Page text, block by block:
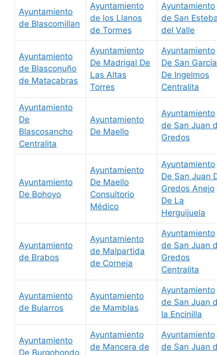
Ayuntamiento
de Blascomillan
Ayuntamiento
de los Llanos
de Tormes
Ayuntamiento
de San
del Valle
Ayuntamiento
de Blasconuño
de Matacabras
Ayuntamiento
De Madrigal De
Las Altas
Torres
Ayuntamiento
De San García
De Ingelmos
Centralita
Ayuntamiento
De
Blascosancho
Centralita
Ayuntamiento
De Maello
Ayuntamiento
de San Juan
Gredos
Ayuntamiento
De Bohoyo
Ayuntamiento
De Maello
Consultorio
Médico
Ayuntamiento
De San Juan
Gredos Anejo
De La
Herguijuela
Ayuntamiento
de Brabos
Ayuntamiento
de Malpartida
de Corneja
Ayuntamiento
de San Juan
Gredos
Centralita
Ayuntamiento
de Bularros
Ayuntamiento
de Mamblas
Ayuntamiento
de San Juan
la Encinilla
Ayuntamiento
De Burgohondo
Ayuntamiento
de Mancera de
Ayuntamiento
de San Juan